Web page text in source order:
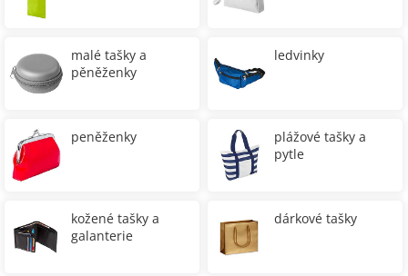
malé tašky a
pěněženky
ledvinky
peněženky
plážové tašky a
pytle
kožené tašky a
galanterie
dárkové tašky